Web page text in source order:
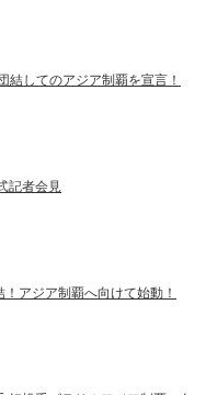
結してのアジア制覇を宣言！
記者会見
アジア制覇へ向けて始動！